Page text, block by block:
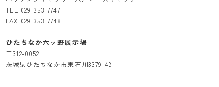
TEL 029-353-7747
FAX 029-353-7748
ひたちなか六ッ野展示場
〒312-0052
茨城県ひたちなか市東石川3379-42